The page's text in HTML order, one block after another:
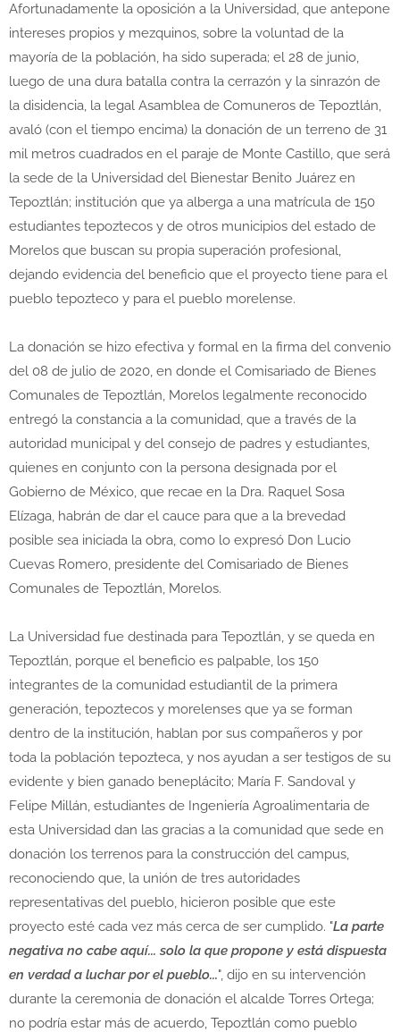
Afortunadamente la oposición a la Universidad, que antepone
intereses propios y mezquinos, sobre la voluntad de la
mayoría de la población, ha sido superada; el 28 de junio,
luego de una dura batalla contra la cerrazón y la sinrazón de
la disidencia, la legal Asamblea de Comuneros de Tepoztlán,
avaló (con el tiempo encima) la donación de un terreno de 31
mil metros cuadrados en el paraje de Monte Castillo, que será
la sede de la Universidad del Bienestar Benito Juárez en
Tepoztlán; institución que ya alberga a una matrícula de 150
estudiantes tepoztecos y de otros municipios del estado de
Morelos que buscan su propia superación profesional,
dejando evidencia del beneficio que el proyecto tiene para el
pueblo tepozteco y para el pueblo morelense.
La donación se hizo efectiva y formal en la firma del convenio
del 08 de julio de 2020, en donde el Comisariado de Bienes
Comunales de Tepoztlán, Morelos legalmente reconocido
entregó la constancia a la comunidad, que a través de la
autoridad municipal y del consejo de padres y estudiantes,
quienes en conjunto con la persona designada por el
Gobierno de México, que recae en la Dra. Raquel Sosa
Elízaga, habrán de dar el cauce para que a la brevedad
posible sea iniciada la obra, como lo expresó Don Lucio
Cuevas Romero, presidente del Comisariado de Bienes
Comunales de Tepoztlán, Morelos.
La Universidad fue destinada para Tepoztlán, y se queda en
Tepoztlán, porque el beneficio es palpable, los 150
integrantes de la comunidad estudiantil de la primera
generación, tepoztecos y morelenses que ya se forman
dentro de la institución, hablan por sus compañeros y por
toda la población tepozteca, y nos ayudan a ser testigos de su
evidente y bien ganado beneplácito; María F. Sandoval y
Felipe Millán, estudiantes de Ingeniería Agroalimentaria de
esta Universidad dan las gracias a la comunidad que sede en
donación los terrenos para la construcción del campus,
reconociendo que, la unión de tres autoridades
representativas del pueblo, hicieron posible que este
proyecto esté cada vez más cerca de ser cumplido. "La parte
negativa no cabe aquí... solo la que propone y está dispuesta
en verdad a luchar por el pueblo...", dijo en su intervención
durante la ceremonia de donación el alcalde Torres Ortega;
no podría estar más de acuerdo, Tepoztlán como pueblo